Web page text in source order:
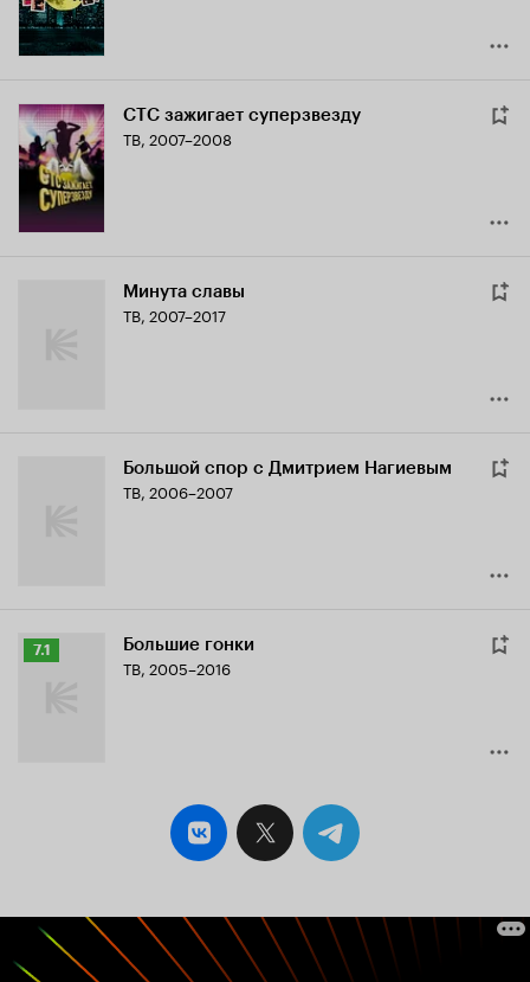
СТС зажигает суперзвезду
ТВ, 2007–2008
Минута славы
ТВ, 2007–2017
Большой спор с Дмитрием Нагиевым
ТВ, 2006–2007
Рейтинг
7.1 Большие гонки
ТВ, 2005–2016